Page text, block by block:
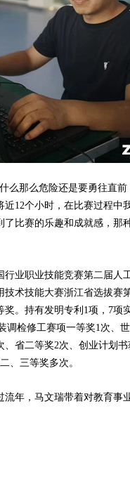
么那么危险还是要勇往直前
近12个小时， 在比赛过程中
比赛的乐趣和成就感，那
行业职业技能竞赛第二届人
技术技能大赛浙江省选拔赛
。持有发明专利1项，7项
调检修工赛项一等奖1次、
省二等奖2次、创业计划
、三等奖多次。
流年，马文瑞带着对教育事